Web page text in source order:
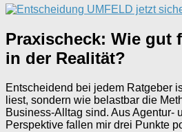
Praxischeck: Wie gut
in der Realität?
Entscheidend bei jedem Ratgeber
liest, sondern wie belastbar die
Business-Alltag sind. Aus Agentur-
Perspektive fallen mir drei Punkte